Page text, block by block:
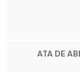
ATA DE